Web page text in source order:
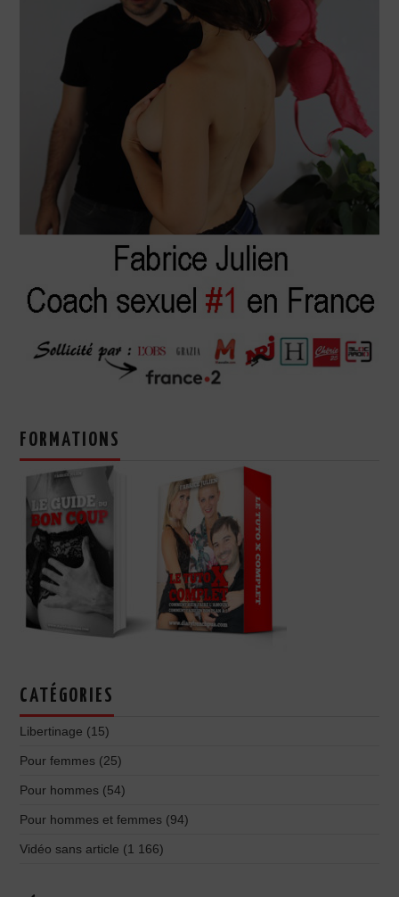
FORMATIONS
CATÉGORIES
Libertinage (15)
Pour femmes (25)
Pour hommes (54)
Pour hommes et femmes (94)
Vidéo sans article (1 166)